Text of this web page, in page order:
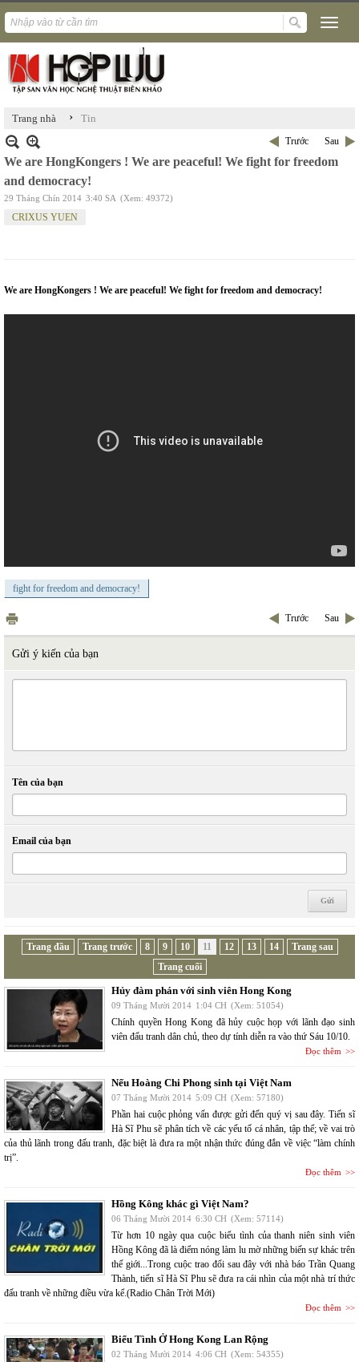
Trang nhà › Tin
Trước Sau
We are HongKongers ! We are peaceful! We fight for freedom
and democracy!
29 Tháng Chín 2014 3:40 SA (Xem: 49372)
CRIXUS YUEN
We are HongKongers ! We are peaceful! We fight for freedom and democracy!
fight for freedom and democracy!
Trước Sau
Gửi ý kiến của bạn
Tên của bạn
Email của bạn
Trang đầu Trang trước 8 9 10 11 12 13 14
Trang sau
Trang cuối
Hủy đàm phán với sinh viên Hong Kong
09 Tháng Mười 2014 1:04 CH (Xem: 51054)
Chính quyền Hong Kong đã hủy cuộc họp với lãnh đạo sinh
viên đấu tranh dân chủ, theo dự tính diễn ra vào thứ Sáu 10/10.
Đọc thêm
Nếu Hoàng Chi Phong sinh tại Việt Nam
07 Tháng Mười 2014 5:09 CH (Xem: 57180)
Phần hai cuộc phỏng vấn được gửi đến quý vị sau đây. Tiến sĩ
Hà Sĩ Phu sẽ phân tích về các yếu tố cá nhân, tập thể; về vai trò
của thủ lãnh trong đấu tranh, đặc biệt là đưa ra một nhận thức đúng đắn về việc “làm chính
trị”.
Đọc thêm
Hồng Kông khác gì Việt Nam?
06 Tháng Mười 2014 6:30 CH (Xem: 57114)
Từ hơn 10 ngày qua cuộc biểu tình của thanh niên sinh viên
Hồng Kông đã là điểm nóng làm lu mờ những biến sự khác trên
thế giới...Trong cuộc trao đổi sau đây với nhà báo Trần Quang
Thành, tiến sĩ Hà Sĩ Phu sẽ đưa ra cái nhìn của một nhà trí thức
đấu tranh về những điều vừa kể.(Radio Chân Trời Mới)
Đọc thêm
Biểu Tình Ở Hong Kong Lan Rộng
02 Tháng Mười 2014 4:06 CH (Xem: 54355)